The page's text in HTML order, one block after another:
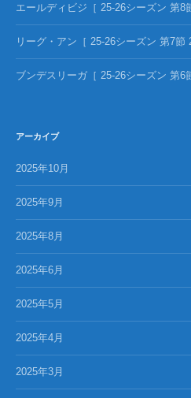
エールディビジ［ 25-26シーズン 第
リーグ・アン［ 25-26シーズン 第7
ブンデスリーガ［ 25-26シーズン 第
アーカイブ
2025年10月
2025年9月
2025年8月
2025年6月
2025年5月
2025年4月
2025年3月